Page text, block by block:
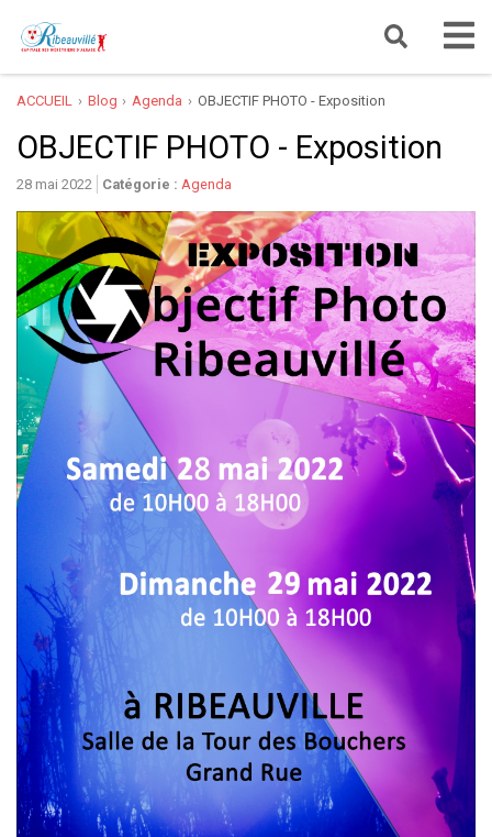
ACCUEIL Blog Agenda OBJECTIF PHOTO - Exposition
OBJECTIF PHOTO - Exposition
28 mai 2022 Catégorie : Agenda